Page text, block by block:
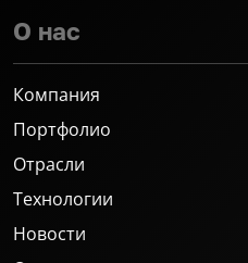
О нас
Компания
Портфолио
Отрасли
Технологии
Новости